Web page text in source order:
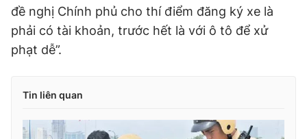
đề nghị Chính phủ cho thí điểm đăng ký xe là
phải có tài khoản, trước hết là với ô tô để xử
phạt dễ”.
Tin liên quan